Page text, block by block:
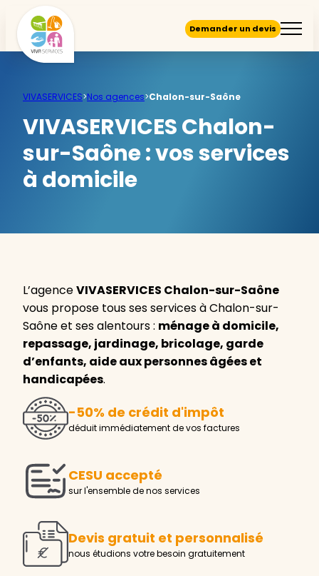
Demander un devis
VIVASERVICES>Nos agences>Chalon-sur-Saône
VIVASERVICES Chalon-
sur-Saône :vos services
à domicile
L’agenceVIVASERVICES Chalon-sur-Saône
vous propose tous ses services à Chalon-sur-
Saône et ses alentours : ménage à domicile,
repassage, jardinage, bricolage, garde
d’enfants, aide aux personnes âgées et
handicapées.
-50% de crédit d'impôt
déduit immédiatement de vos factures
CESU accepté
sur l'ensemble de nos services
Devis gratuit et personnalisé
nous étudions votre besoin gratuitement